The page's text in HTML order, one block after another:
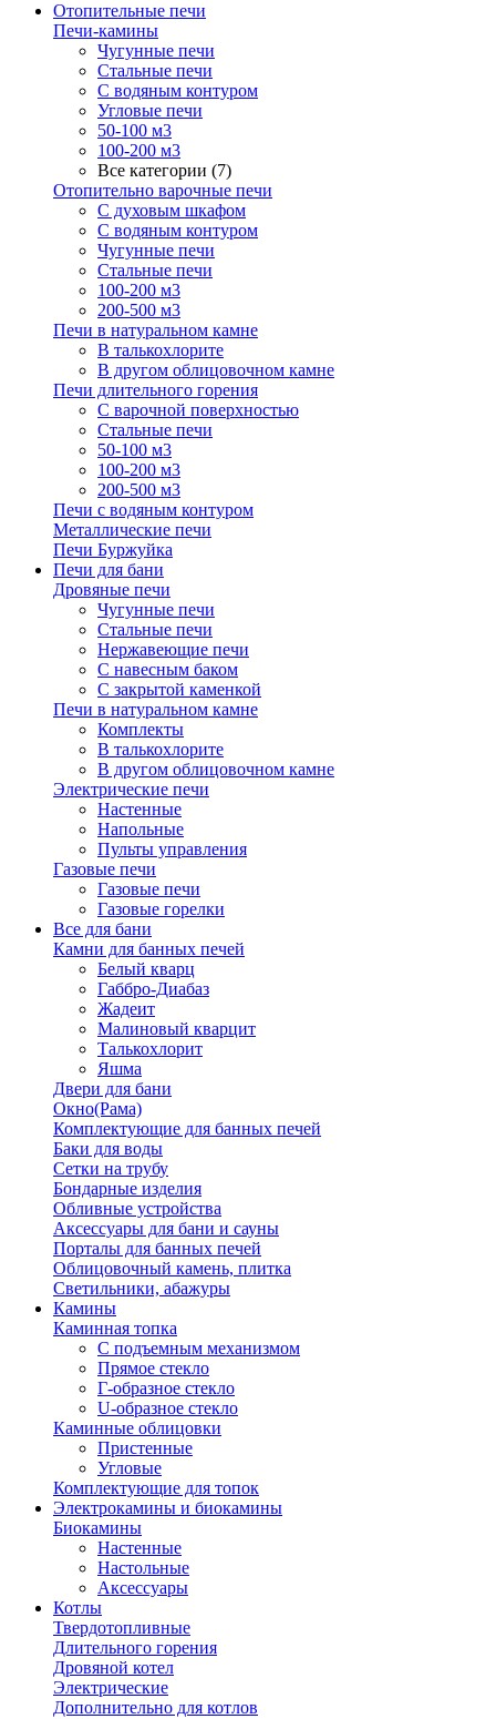
Отопительные печи
Печи-камины
Чугунные печи
Стальные печи
С водяным контуром
Угловые печи
50-100 м3
100-200 м3
Все категории (7)
Отопительно варочные печи
С духовым шкафом
С водяным контуром
Чугунные печи
Стальные печи
100-200 м3
200-500 м3
Печи в натуральном камне
В талькохлорите
В другом облицовочном камне
Печи длительного горения
С варочной поверхностью
Стальные печи
50-100 м3
100-200 м3
200-500 м3
Печи с водяным контуром
Металлические печи
Печи Буржуйка
Печи для бани
Дровяные печи
Чугунные печи
Стальные печи
Нержавеющие печи
С навесным баком
С закрытой каменкой
Печи в натуральном камне
Комплекты
В талькохлорите
В другом облицовочном камне
Электрические печи
Настенные
Напольные
Пульты управления
Газовые печи
Газовые печи
Газовые горелки
Все для бани
Камни для банных печей
Белый кварц
Габбро-Диабаз
Жадеит
Малиновый кварцит
Талькохлорит
Яшма
Двери для бани
Окно(Рама)
Комплектующие для банных печей
Баки для воды
Сетки на трубу
Бондарные изделия
Обливные устройства
Аксессуары для бани и сауны
Порталы для банных печей
Облицовочный камень, плитка
Светильники, абажуры
Камины
Каминная топка
С подъемным механизмом
Прямое стекло
Г-образное стекло
U-образное стекло
Каминные облицовки
Пристенные
Угловые
Комплектующие для топок
Электрокамины и биокамины
Биокамины
Настенные
Настольные
Аксессуары
Котлы
Твердотопливные
Длительного горения
Дровяной котел
Электрические
Дополнительно для котлов